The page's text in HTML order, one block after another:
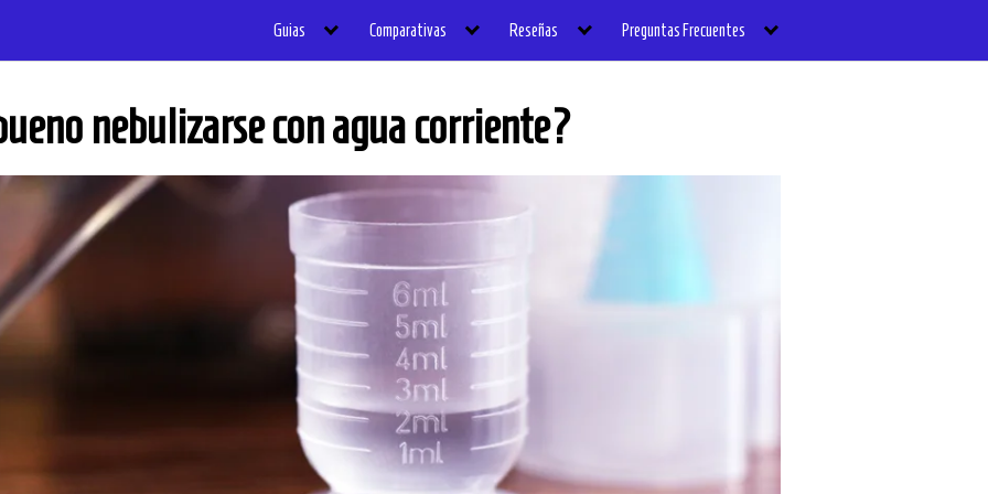
Guias Comparativas Reseñas Preguntas Frecuentes
nebulizarse con agua corriente?